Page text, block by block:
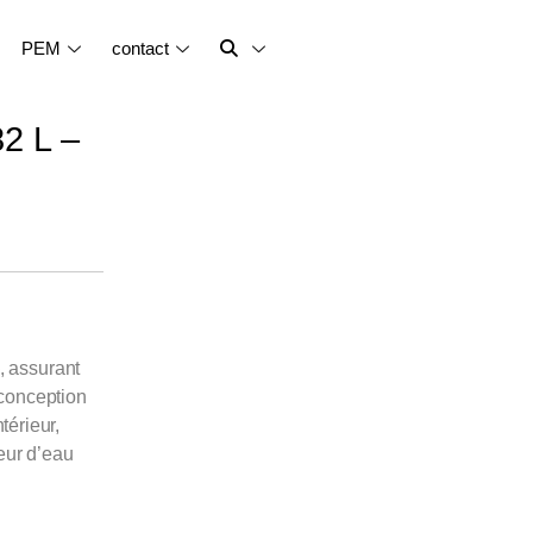
PEM contact
L –
assurant
d’eau